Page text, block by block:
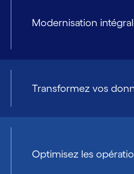
Modernisation
Transformez vos
Optimisez les